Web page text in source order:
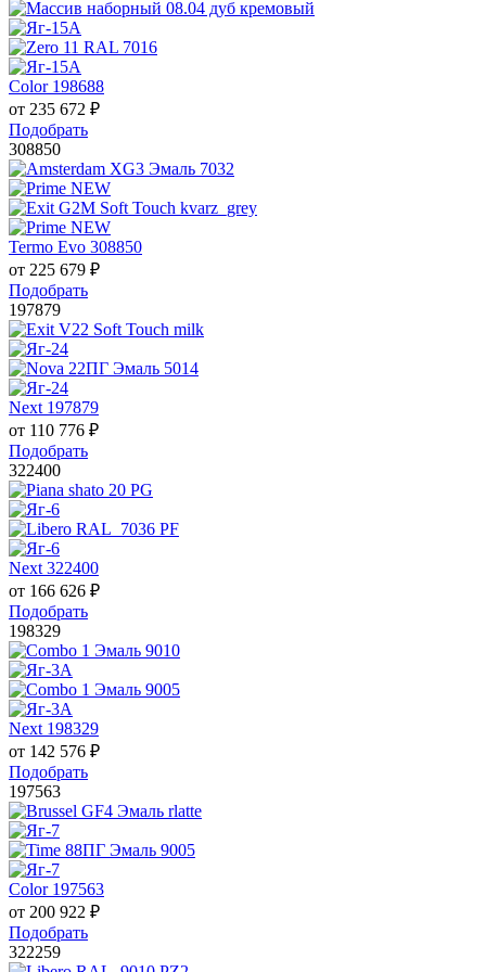
Color 198688
от 235 672 ₽
Подобрать
308850
Termo Evo 308850
от 225 679 ₽
Подобрать
197879
Next 197879
от 110 776 ₽
Подобрать
322400
Next 322400
от 166 626 ₽
Подобрать
198329
Next 198329
от 142 576 ₽
Подобрать
197563
Color 197563
от 200 922 ₽
Подобрать
322259